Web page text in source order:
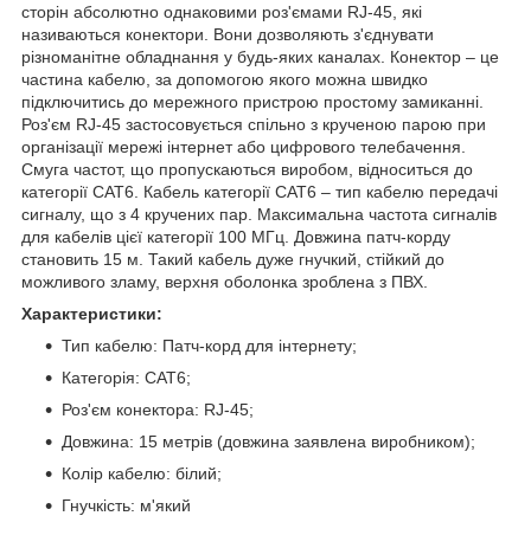
сторін абсолютно однаковими роз'ємами RJ-45, які
називаються конектори. Вони дозволяють з'єднувати
різноманітне обладнання у будь-яких каналах. Конектор – це
частина кабелю, за допомогою якого можна швидко
підключитись до мережного пристрою простому замиканні.
Роз'єм RJ-45 застосовується спільно з крученою парою при
організації мережі інтернет або цифрового телебачення.
Смуга частот, що пропускаються виробом, відноситься до
категорії CAT6. Кабель категорії CAT6 – тип кабелю передачі
сигналу, що з 4 кручених пар. Максимальна частота сигналів
для кабелів цієї категорії 100 МГц. Довжина патч-корду
становить 15 м. Такий кабель дуже гнучкий, стійкий до
можливого зламу, верхня оболонка зроблена з ПВХ.
Характеристики:
Тип кабелю: Патч-корд для інтернету;
Категорія: CAT6;
Роз'єм конектора: RJ-45;
Довжина: 15 метрів (довжина заявлена ​​виробником);
Колір кабелю: білий;
Гнучкість: м'який